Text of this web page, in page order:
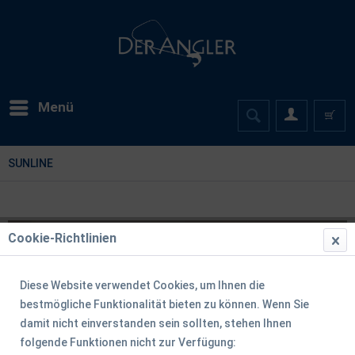
Menü
SUNLINE
Cookie-Richtlinien
Diese Website verwendet Cookies, um Ihnen die
bestmögliche Funktionalität bieten zu können. Wenn Sie
damit nicht einverstanden sein sollten, stehen Ihnen
folgende Funktionen nicht zur Verfügung: